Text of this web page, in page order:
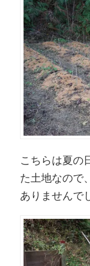
こちらは夏の
た土地なので
ありませんで